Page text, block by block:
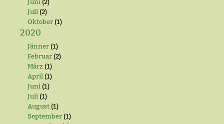
Juli (2)
Oktober (1)
2020
Jänner (1)
Februar (2)
März (1)
April (1)
Juni (1)
Juli (1)
August (1)
September (1)